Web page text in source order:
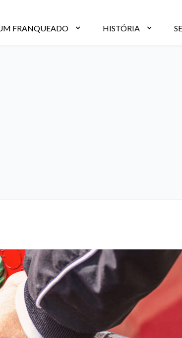
FRANQUEADO HISTÓRIA